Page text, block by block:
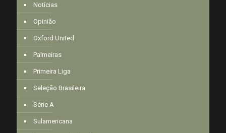
Notícias
Opinião
Oxford United
Palmeiras
Primeira Liga
Seleção Brasileira
Série A
Sulamericana